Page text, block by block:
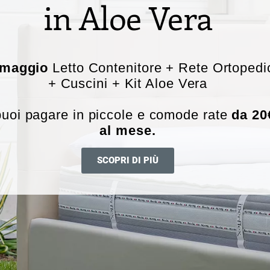
in Aloe Vera
Letto Contenitore + Rete
+ Cuscini + Kit Aloe Vera
pagare in piccole e comode rate da
al mese.
SCOPRI DI PIÙ